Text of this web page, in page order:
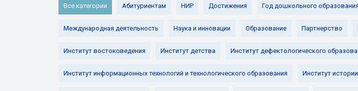
Все категории Абитуриентам НИР Достижения Год дошкольного образования
Международная деятельность Наука и инновации Образование Партнерство
Институт востоковедения Институт детства Институт дефектологического
Институт информационных технологий и технологического образования Институт